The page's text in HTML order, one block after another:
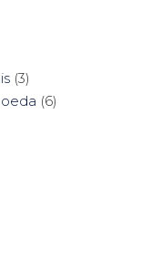
(3)
(6)